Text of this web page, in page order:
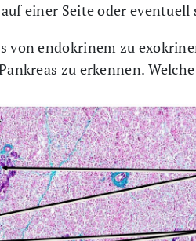
einer Seite oder
von endokrinem zu
zu erkennen.